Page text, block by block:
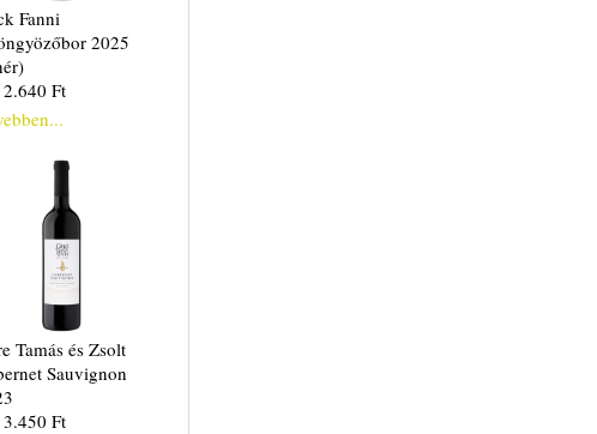
Fanni
2025
Ft
Tamás és Zsolt
Sauvignon
Ft